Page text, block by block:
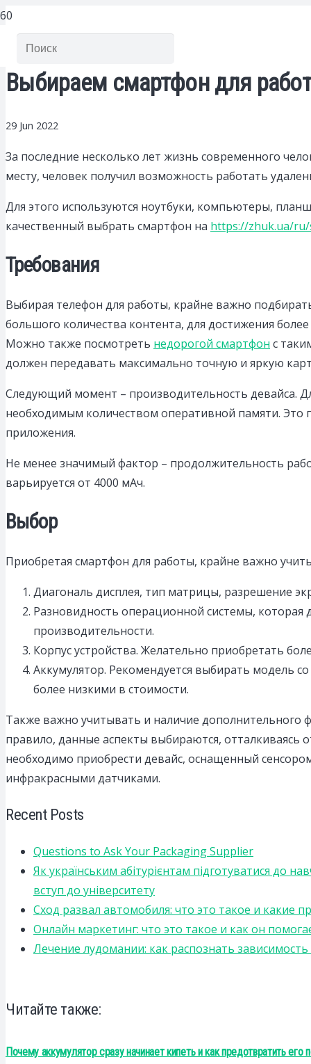
Выбираем смартфон для
29 Jun 2022
За последние несколько лет жизнь современного
месту, человек получил возможность работать
Для этого используются ноутбуки, компьютеры,
качественный выбрать смартфон на https://zhuk.ua/
Требования
Выбирая телефон для работы, крайне важно
большого количества контента, для достижения
Можно также посмотреть недорогой смартфон с
должен передавать максимально точную и яркую
Следующий момент – производительность девайса.
необходимым количеством оперативной памяти.
приложения.
Не менее значимый фактор – продолжительность
варьируется от 4000 мАч.
Выбор
Приобретая смартфон для работы, крайне важно
Диагональ дисплея, тип матрицы, разрешение
Разновидность операционной системы, которая
производительности.
Корпус устройства. Желательно приобретать
Аккумулятор. Рекомендуется выбирать модель
более низкими в стоимости.
Также важно учитывать и наличие дополнительного
правило, данные аспекты выбираются, отталкиваясь
необходимо приобрести девайс, оснащенный
инфракрасными датчиками.
Recent Posts
Questions to Ask Your Packaging Supplier
Як українським абітурієнтам підготуватися до
вступ до університету
Сход развал автомобиля: что это такое и какие
Онлайн маркетинг: что это такое и как он
Лечение лудомании: как распознать
Читайте также:
Почему аккумулятор сразу начинает кипеть и как предотвратить его